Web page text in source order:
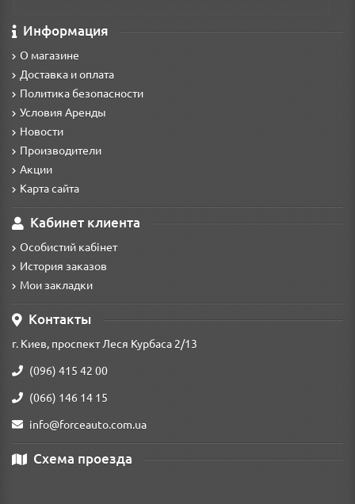
Информация
О магазине
Доставка и оплата
Политика безопасности
Условия Аренды
Новости
Производители
Акции
Карта сайта
Кабинет клиента
Особистий кабінет
История заказов
Мои закладки
Контакты
г. Киев, проспект Леся Курбаса 2/13
(096) 415 42 00
(066) 146 14 15
info@forceauto.com.ua
Схема проезда